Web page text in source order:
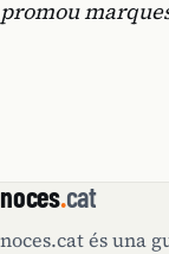
promou
noces.cat
noces.cat és una